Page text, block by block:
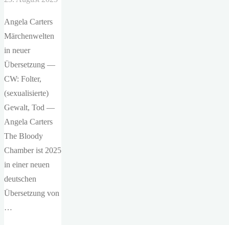
Angela Carters
Märchenwelten
in neuer
Übersetzung —
CW: Folter,
(sexualisierte)
Gewalt, Tod —
Angela Carters
The Bloody
Chamber ist 2025
in einer neuen
deutschen
Übersetzung von
…